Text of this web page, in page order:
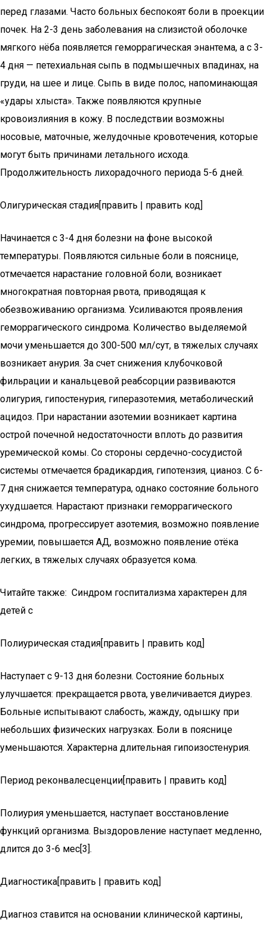
перед глазами. Часто больных беспокоят боли в проекции
почек. На 2-3 день заболевания на слизистой оболочке
мягкого нёба появляется геморрагическая энантема, а с 3-
4 дня — петехиальная сыпь в подмышечных впадинах, на
груди, на шее и лице. Сыпь в виде полос, напоминающая
«удары хлыста». Также появляются крупные
кровоизлияния в кожу. В последствии возможны
носовые, маточные, желудочные кровотечения, которые
могут быть причинами летального исхода.
Продолжительность лихорадочного периода 5-6 дней.
Олигурическая стадия[править | править код]
Начинается с 3-4 дня болезни на фоне высокой
температуры. Появляются сильные боли в пояснице,
отмечается нарастание головной боли, возникает
многократная повторная рвота, приводящая к
обезвоживанию организма. Усиливаются проявления
геморрагического синдрома. Количество выделяемой
мочи уменьшается до 300-500 мл/сут, в тяжелых случаях
возникает анурия. За счет снижения клубочковой
фильрации и канальцевой реабсорции развиваются
олигурия, гипостенурия, гиперазотемия, метаболический
ацидоз. При нарастании азотемии возникает картина
острой почечной недостаточности вплоть до развития
уремической комы. Со стороны сердечно-сосудистой
системы отмечается брадикардия, гипотензия, цианоз. С 6-
7 дня снижается температура, однако состояние больного
ухудшается. Нарастают признаки геморрагического
синдрома, прогрессирует азотемия, возможно появление
уремии, повышается АД, возможно появление отёка
легких, в тяжелых случаях образуется кома.
Читайте также: Синдром госпитализма характерен для
детей с
Полиурическая стадия[править | править код]
Наступает с 9-13 дня болезни. Состояние больных
улучшается: прекращается рвота, увеличивается диурез.
Больные испытывают слабость, жажду, одышку при
небольших физических нагрузках. Боли в пояснице
уменьшаются. Характерна длительная гипоизостенурия.
Период реконвалесценции[править | править код]
Полиурия уменьшается, наступает восстановление
функций организма. Выздоровление наступает медленно,
длится до 3-6 мес[3].
Диагностика[править | править код]
Диагноз ставится на основании клинической картины,